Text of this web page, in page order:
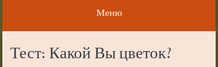
Меню
Тест: Какой Вы цветок?